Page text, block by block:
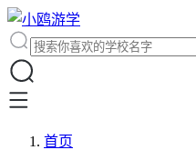
首页